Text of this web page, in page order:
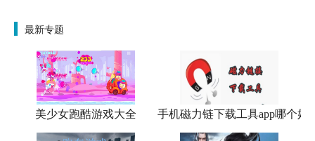
最新专题
美少女跑酷游戏大全 手机磁力链下载工具app哪个好